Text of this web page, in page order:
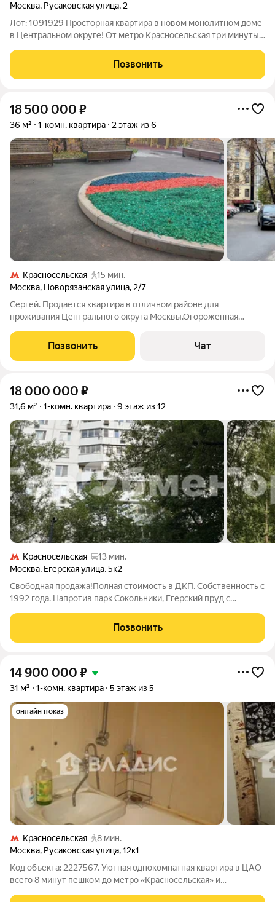
Москва, Русаковская улица, 2
Лот: 1091929 Просторная квартира в новом монолитном доме
в Центральном округе! От метро Красносельская три минуты
дом 2023 года постройки, индивидуальный проект, монолит,
высокие потолки 2,8м.
Позвонить
18 500 000 ₽
36 м² 1-комн. квартира 2 этаж из 6
Красносельская
15 мин.
Москва, Новорязанская улица, 2/7
Сергей. Продается квартира в отличном районе для
проживания Центрального округа Москвы.Огороженная
дома. Детская площадка, зона отдыха. Въезд на территорию
дома через пульт. Много свободных
Позвонить Чат
18 000 000 ₽
31,6 м² 1-комн. квартира 9 этаж из 12
Красносельская
13 мин.
Москва, Егерская улица,5к2
Свободная продажа!Полная стоимость в ДКП. Собственность с
1992 года. Напротив парк Сокольники, Егерский пруд с
Позвонить
14 900 000 ₽
31 м² 1-комн. квартира 5 этаж из 5
онлайн показ
Красносельская
8 мин.
Москва, Русаковская улица,12к1
Код объекта: 2227567. Уютная однокомнатная квартира в ЦАО
всего 8 минут пешком до метро «Красносельская» и